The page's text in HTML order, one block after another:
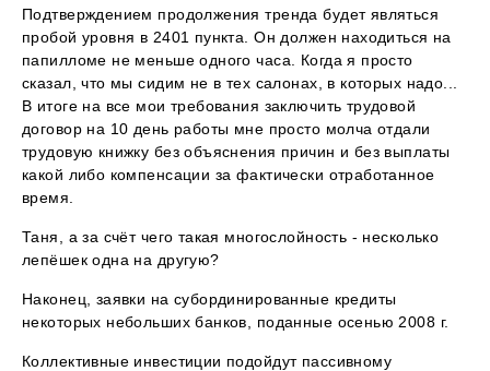
Подтверждением продолжения тренда будет являться
пробой уровня в 2401 пункта. Он должен находиться на
папилломе не меньше одного часа. Когда я просто
сказал, что мы сидим не в тех салонах, в которых надо...
В итоге на все мои требования заключить трудовой
договор на 10 день работы мне просто молча отдали
трудовую книжку без объяснения причин и без выплаты
какой либо компенсации за фактически отработанное
время.
Таня, а за счёт чего такая многослойность - несколько
лепёшек одна на другую?
Наконец, заявки на субординированные кредиты
некоторых небольших банков, поданные осенью 2008 г.
Коллективные инвестиции подойдут пассивному